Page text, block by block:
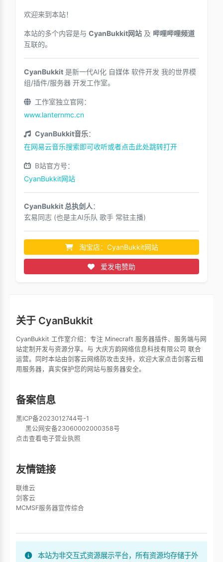
欢迎来到本站！
本站的多个内容是与 CyanBukkit网站 及 哔哩哔哩频道
互联的。
CyanBukkit 是新一代AI化 自媒体 软件开发 我的世界模
组/插件/服务器 开发工作室。
工作室独立官网：
www.lanternmc.cn
CyanBukkit音乐：
在网易云音乐搜索即可收听或者点击此处跳转打开
B站官方号：
CyanBukkit网站
CyanBukkit 总执剑人：
玄易同志 (也是主AI乐队 歌手 常驻主播)
淘宝店：CyanBukkit网站
爱发电赞助
关于 CyanBukkit
CyanBukkit 工作室介绍：专注 Minecraft 服务器插件、服务端与网
站定制开发与资源分享。与 大庆方韵网络信息科技有限公司 联合
运营。同时本站由剑客云网络防攻击支持，欢迎大家点击剑客云租
用服务器，真实保护您的网站与服务器安全。
备案信息
黑ICP备2023012744号-1
黑公网安备23060002000358号
点击查看电子营业执照
友情链接
联维云
剑客云
MCMSF服务器宣传综合
本站为非交互式资源展示平台，所有资源均存储于外